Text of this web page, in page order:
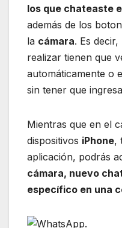
los que chateaste
además de los
la cámara. Es
realizar tienen que
automáticamente o
sin tener que
Mientras que en el
dispositivos iPhone,
aplicación, podrás
cámara, nuevo
específico en una